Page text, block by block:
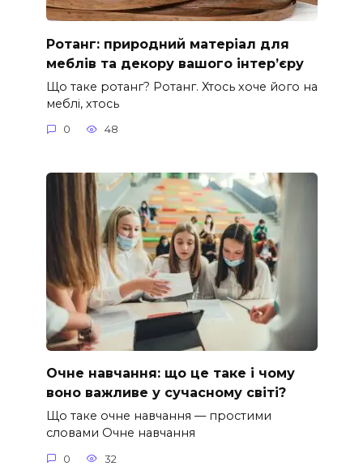
Ротанг: природний матеріал для
меблів та декору вашого інтер’єру
Що таке ротанг? Ротанг. Хтось хоче його на
меблі, хтось
0 48
Очне навчання: що це таке і чому
воно важливе у сучасному світі?
Що таке очне навчання — простими
словами Очне навчання
0 32